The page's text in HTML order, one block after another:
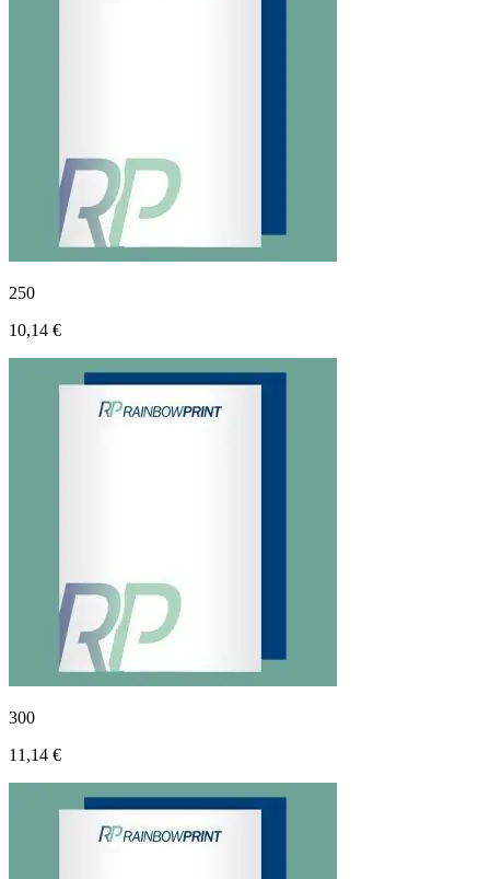
250
10,14 €
300
11,14 €